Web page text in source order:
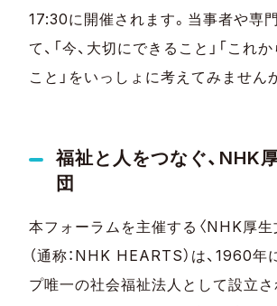
17:30に開催されます。当事者や専
て、「今、大切にできること」「これ
こと」をいっしょに考えてみません
福祉と人をつなぐ、NHK
団
本フォーラムを主催する〈NHK厚生
（通称：NHK HEARTS）は、1960
プ唯一の社会福祉法人として設立さ